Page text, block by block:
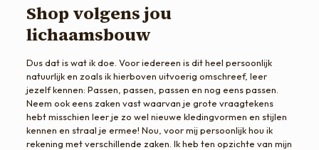
Shop volgens jou
lichaamsbouw
Dus dat is wat ik doe. Voor iedereen is dit heel persoonlijk
natuurlijk en zoals ik hierboven uitvoerig omschreef, leer
jezelf kennen: Passen, passen, passen en nog eens passen.
Neem ook eens zaken vast waarvan je grote vraagtekens
hebt misschien leer je zo wel nieuwe kledingvormen en stijlen
kennen en straal je ermee! Nou, voor mij persoonlijk hou ik
rekening met verschillende zaken. Ik heb ten opzichte van mijn